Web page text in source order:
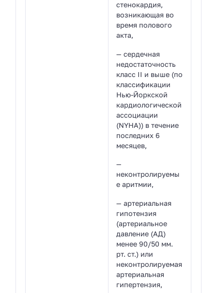
стенокардия,
возникающая во
время полового
акта,
— сердечная
недостаточность
класс II и выше (по
классификации
Нью-Йоркской
кардиологической
ассоциации
(NYHA)) в течение
последних 6
месяцев,
—
неконтролируемы
е аритмии,
— артериальная
гипотензия
(артериальное
давление (АД)
менее 90/50 мм.
рт. ст.) или
неконтролируемая
артериальная
гипертензия,